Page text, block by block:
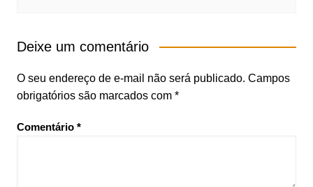
Deixe um comentário
O seu endereço de e-mail não será publicado. Campos
obrigatórios são marcados com *
Comentário *